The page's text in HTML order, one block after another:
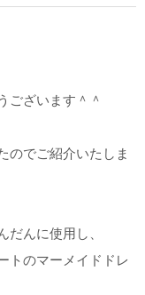
ございます＾＾
のでご紹介いたしま
だんに使用し、
トのマーメイドドレ